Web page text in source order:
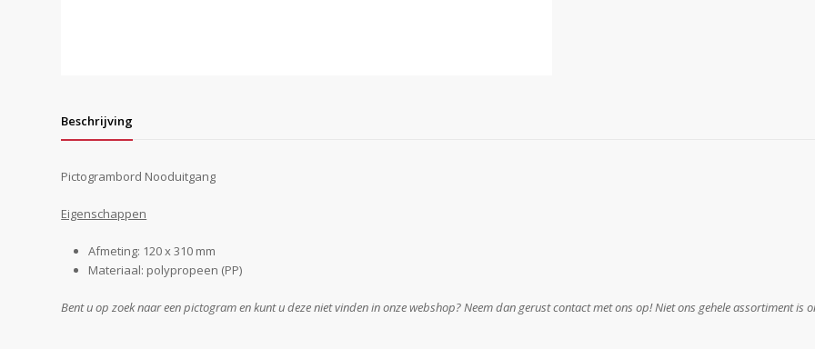
Beschrijving
Pictogrambord Nooduitgang
Eigenschappen
Afmeting: 120 x 310 mm
Materiaal: polypropeen (PP)
Bent u op zoek naar een pictogram en kunt u deze niet vinden in onze webshop? Neem dan gerust contact met ons op! Niet ons gehele assortiment is